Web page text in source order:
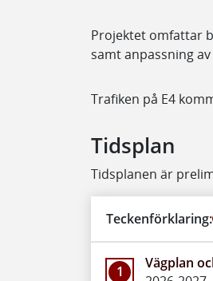
Projektet omfattar
samt anpassning
Trafiken på E4
Tidsplan
Tidsplanen är
Teckenförklaring:
1
Vägplan